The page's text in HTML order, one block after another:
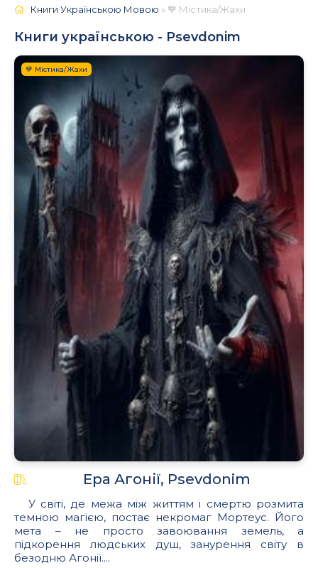
Книги Українською Мовою » 💙 Містика/Жахи
Книги українською - Psevdonim
💙 Містика/Жахи
Ера Агонії, Psevdonim
У світі, де межа між життям і смертю розмита
темною магією, постає некромаг Мортеус. Його
мета – не просто завоювання земель, а
підкорення людських душ, занурення світу в
безодню Агонії....